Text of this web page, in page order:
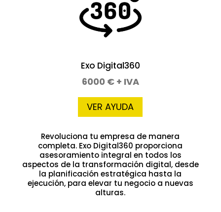
Exo Digital360
6000 € + IVA
VER AYUDA
Revoluciona tu empresa de manera
completa. Exo Digital360 proporciona
asesoramiento integral en todos los
aspectos de la transformación digital, desde
la planificación estratégica hasta la
ejecución, para elevar tu negocio a nuevas
alturas.